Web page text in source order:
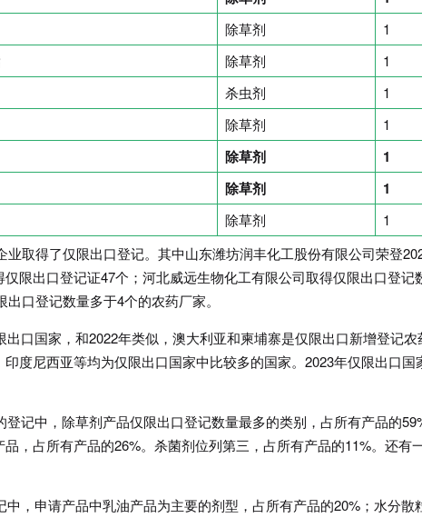
除草剂
1
除草剂
1
杀虫剂
1
除草剂 1
除草剂
1
除草剂 1
除草剂
1
业取得了仅限出口登记。其中山东潍坊润丰化工股份有限公司荣登
限出口登记证47个；河北威远生物化工有限公司取得仅限出口登记
口登记数量多于4个的农药厂家。
口国家，和2022年类似，澳大利亚和柬埔寨是仅限出口新增登记农
度尼西亚等均为仅限出口国家中比较多的国家。2023年仅限出口国
记中，除草剂产品仅限出口登记数量最多的类别，占所有产品的
，占所有产品的26%。杀菌剂位列第三，占所有产品的11%。还有
，申请产品中乳油产品为主要的剂型，占所有产品的20%；水分散